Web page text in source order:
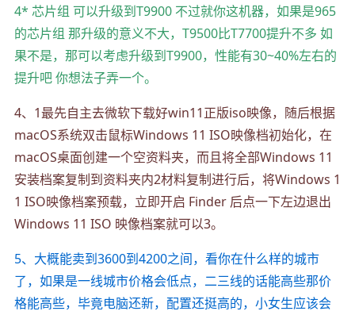
4* 芯片组 可以升级到T9900 不过就你这机器，如果是965
的芯片组 那升级的意义不大，T9500比T7700提升不多 如
果不是，那可以考虑升级到T9900，性能有30~40%左右的
提升吧 你想法子弄一个。
4、1最先自主去微软下载好win11正版iso映像，随后根据
macOS系统双击鼠标Windows 11 ISO映像档初始化，在
macOS桌面创建一个空资料夹，而且将全部Windows 11
安装档案复制到资料夹内2材料复制进行后，将Windows 1
1 ISO映像档案预载，立即开启 Finder 后点一下左边退出
Windows 11 ISO 映像档案就可以3。
5、大概能卖到3600到4200之间，看你在什么样的城市
了，如果是一线城市价格会低点，二三线的话能高些那价
格能高些，毕竟电脑还新，配置还挺高的，小女生应该会